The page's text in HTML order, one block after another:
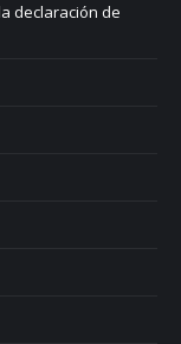
declaración de